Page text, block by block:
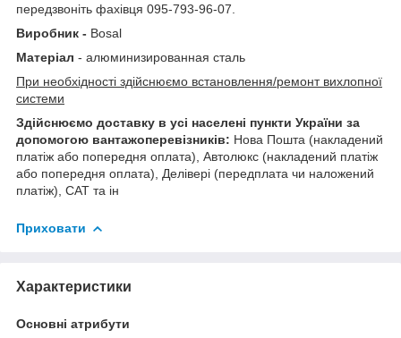
передзвоніть фахівця 095-793-96-07.
Виробник - Bosal
Матеріал - алюминизированная сталь
При необхідності здійснюємо встановлення/ремонт вихлопної
системи
Здійснюємо доставку в усі населені пункти України за
допомогою вантажоперевізників: Нова Пошта (накладений
платіж або попередня оплата), Автолюкс (накладений платіж
або попередня оплата), Делівері (передплата чи наложений
платіж), САТ та ін
Приховати
Характеристики
Основні атрибути